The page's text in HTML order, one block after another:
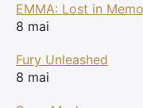
EMMA: Lost in
8 mai
Fury Unleashed
8 mai